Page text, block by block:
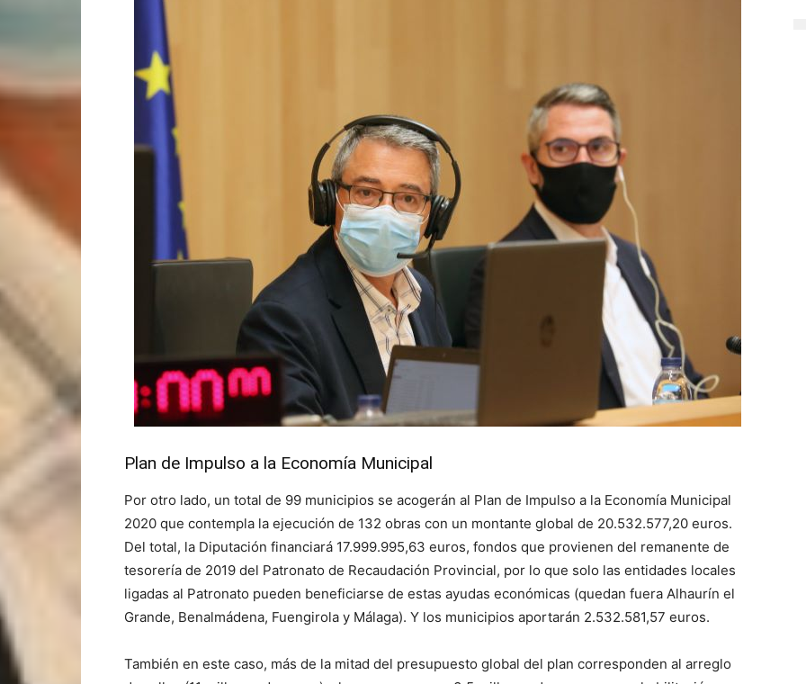
Plan de Impulso a la Economía Municipal
Por otro lado, un total de 99 municipios se acogerán al Plan de Impulso a la Economía Municipal
2020 que contempla la ejecución de 132 obras con un montante global de 20.532.577,20 euros.
Del total, la Diputación financiará 17.999.995,63 euros, fondos que provienen del remanente de
tesorería de 2019 del Patronato de Recaudación Provincial, por lo que solo las entidades locales
ligadas al Patronato pueden beneficiarse de estas ayudas económicas (quedan fuera Alhaurín el
Grande, Benalmádena, Fuengirola y Málaga). Y los municipios aportarán 2.532.581,57 euros.
También en este caso, más de la mitad del presupuesto global del plan corresponden al arreglo